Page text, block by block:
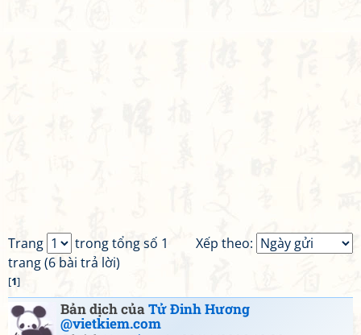
Xếp theo:
Trang
trong tổng số 1
trang (6 bài trả lời)
[1]
Bản dịch củaTử Đinh Hương
@vietkiem.com